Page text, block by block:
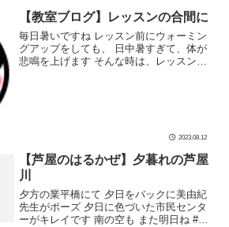
【教室ブログ】レッスンの合間に
毎日暑いですね レッスン前にウォーミン
グアップをしても、 日中暑すぎて、体が
悲鳴を上げます そんな時は、レッスンの
2023.08.12
【芦屋のはるかぜ】夕暮れの芦屋
川
夕方の業平橋にて 夕日をバックに美由紀
先生がポーズ 夕日に色づいた市民センタ
ーがキレイです 南の空も また明日ね #ダ